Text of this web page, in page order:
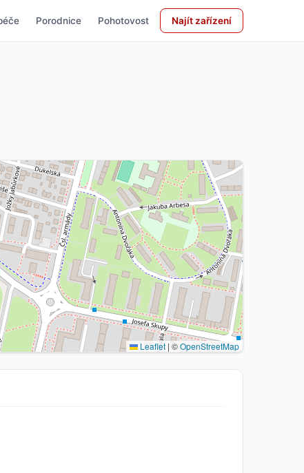
Porodnice Pohotovost Najít zařízení
Leaflet | ©OpenStreetMap